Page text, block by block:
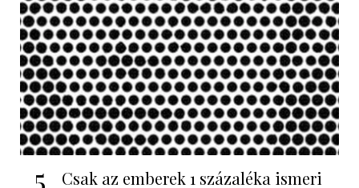
5
Csak az emberek 1 százaléka ismeri